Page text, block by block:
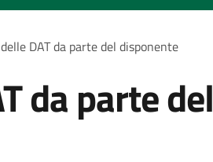
DAT da parte del disponente
da parte del